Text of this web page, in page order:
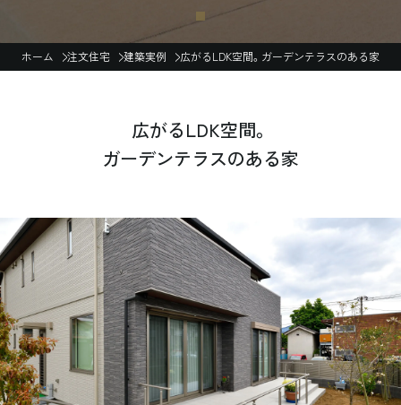
ホーム 注文住宅 建築実例 広がるLDK空間。ガーデンテラスのある家
広がるLDK空間。
ガーデンテラスのある家